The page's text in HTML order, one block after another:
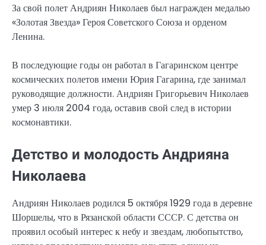
За свой полет Андриян Николаев был награжден медалью
«Золотая Звезда» Героя Советского Союза и орденом
Ленина.
В последующие годы он работал в Гагаринском центре
космических полетов имени Юрия Гагарина, где занимал
руководящие должности. Андриян Григорьевич Николаев
умер 3 июля 2004 года, оставив свой след в истории
космонавтики.
Детство и молодость Андрияна
Николаева
Андриян Николаев родился 5 октября 1929 года в деревне
Шоршелы, что в Рязанской области СССР. С детства он
проявил особый интерес к небу и звездам, любопытство,